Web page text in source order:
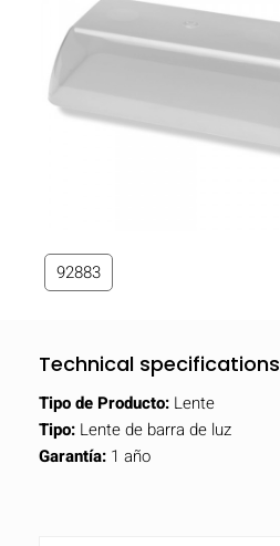
92883
Technical specifications
Tipo de Producto: Lente
Tipo: Lente de barra de luz
Garantía: 1 año